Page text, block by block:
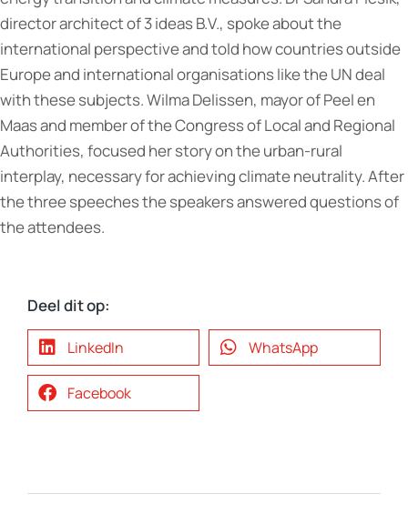
director architect of 3 ideas B.V., spoke about the
international perspective and told how countries outside
Europe and international organisations like the UN deal
with these subjects. Wilma Delissen, mayor of Peel en
Maas and member of the Congress of Local and Regional
Authorities, focused her story on the urban-rural
interplay, necessary for achieving climate neutrality. After
the three speeches the speakers answered questions of
the attendees.
Deel dit op:
LinkedIn WhatsApp
Facebook